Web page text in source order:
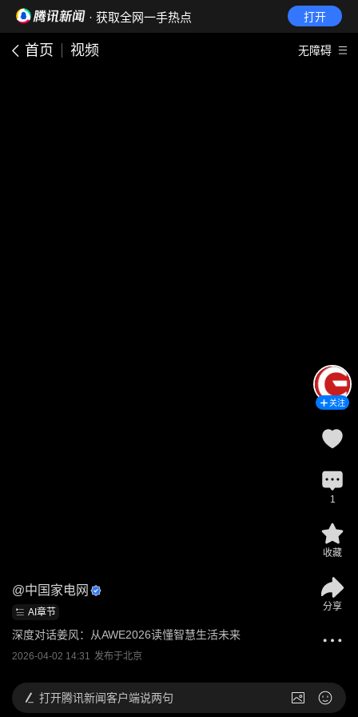
· 获取全网一手热点 打开
首页 视频 无障碍
@中国家电网
AI章节
深度对话姜风：从AWE2026读懂智慧生活未来
2026-04-02 14:31 发布于北京
关注
1
收藏
分享
打开腾讯新闻客户端说两句